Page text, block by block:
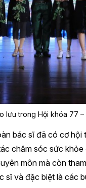
lưu trong Hội khóa 77
bác sĩ đã có cơ
chăm sóc sức
môn mà còn
sĩ và đặc biệt là các